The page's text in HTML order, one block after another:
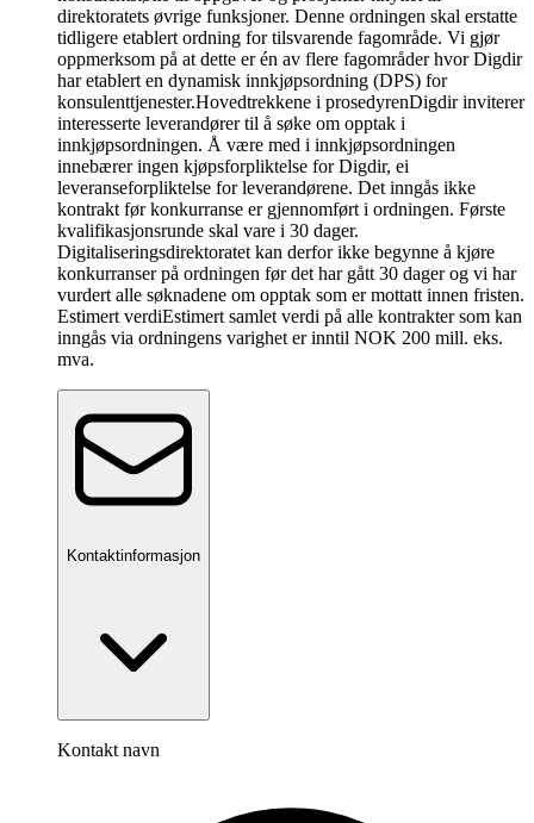
direktoratets øvrige funksjoner. Denne ordningen skal erstatte
tidligere etablert ordning for tilsvarende fagområde. Vi gjør
oppmerksom på at dette er én av flere fagområder hvor Digdir
har etablert en dynamisk innkjøpsordning (DPS) for
konsulenttjenester.Hovedtrekkene i prosedyrenDigdir inviterer
interesserte leverandører til å søke om opptak i
innkjøpsordningen. Å være med i innkjøpsordningen
innebærer ingen kjøpsforpliktelse for Digdir, ei
leveranseforpliktelse for leverandørene. Det inngås ikke
kontrakt før konkurranse er gjennomført i ordningen. Første
kvalifikasjonsrunde skal vare i 30 dager.
Digitaliseringsdirektoratet kan derfor ikke begynne å kjøre
konkurranser på ordningen før det har gått 30 dager og vi har
vurdert alle søknadene om opptak som er mottatt innen fristen.
Estimert verdiEstimert samlet verdi på alle kontrakter som kan
inngås via ordningens varighet er inntil NOK 200 mill. eks.
mva.
Kontaktinformasjon
Kontakt navn